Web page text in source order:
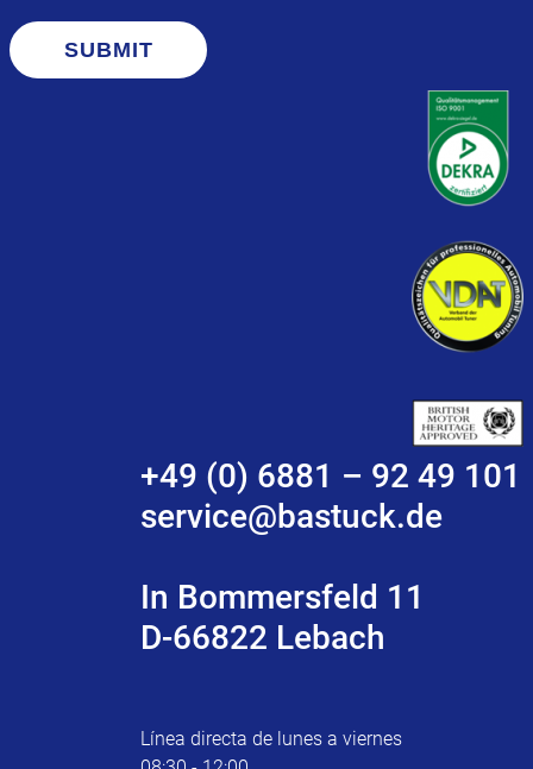
SUBMIT
+49 (0) 6881 – 92 49 101
service@bastuck.de
In Bommersfeld 11
D-66822 Lebach
Línea directa de lunes a viernes